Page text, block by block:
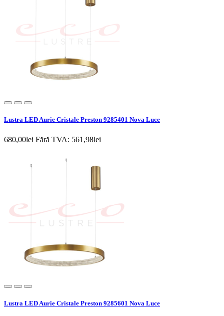
Lustra LED Aurie Cristale Preston 9285401 Nova Luce
680,00lei Fără TVA: 561,98lei
Lustra LED Aurie Cristale Preston 9285601 Nova Luce